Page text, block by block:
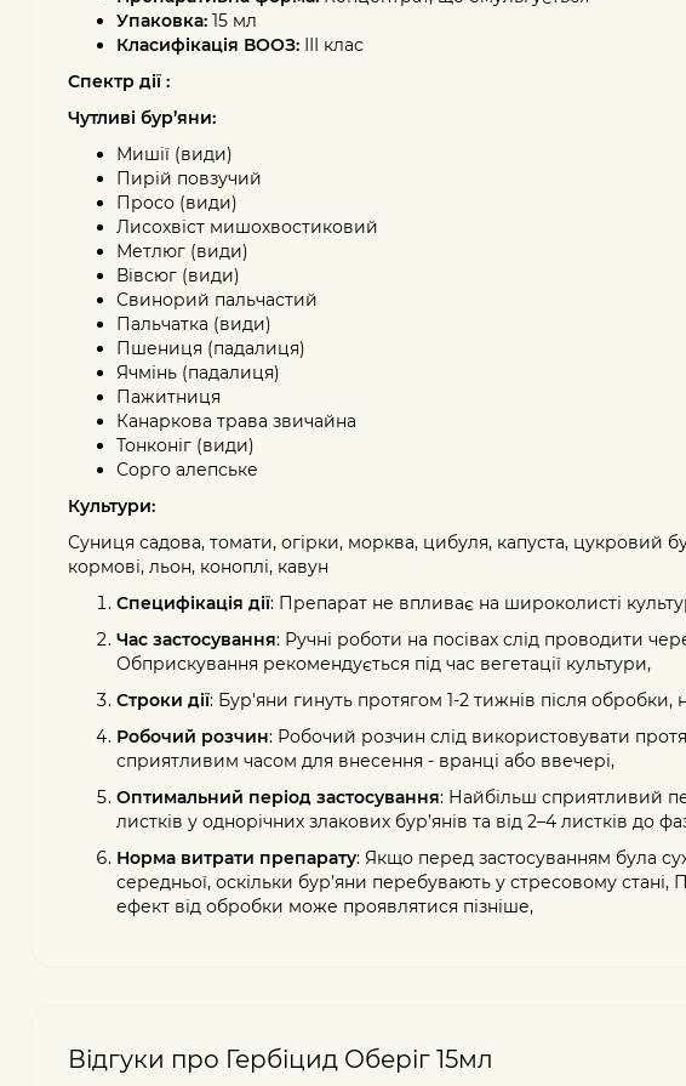
Упаковка: 15 мл
Класифікація ВООЗ: ІІІ клас
Спектр дії :
Чутливі бур’яни:
Мишії (види)
Пирій повзучий
Просо (види)
Лисохвіст мишохвостиковий
Метлюг (види)
Вівсюг (види)
Свинорий пальчастий
Пальчатка (види)
Пшениця (падалиця)
Ячмінь (падалиця)
Пажитниця
Канаркова трава звичайна
Тонконіг (види)
Сорго алепське
Культури:
Суниця садова, томати, огірки, морква, цибуля, капуста, цукровий
кормові, льон, коноплі, кавун
Специфікація дії: Препарат не впливає на широколисті
Час застосування: Ручні роботи на посівах слід проводити
Обприскування рекомендується під час вегетації культури,
Строки дії: Бур'яни гинуть протягом 1-2 тижнів після обробки,
Робочий розчин: Робочий розчин слід використовувати
сприятливим часом для внесення - вранці або ввечері,
Оптимальний період застосування: Найбільш сприятливий
листків у однорічних злакових бур’янів та від 2–4 листків до
Норма витрати препарату: Якщо перед застосуванням була
середньої, оскільки бур’яни перебувають у стресовому
ефект від обробки може проявлятися пізніше,
Відгуки про Гербіцид Оберіг 15мл